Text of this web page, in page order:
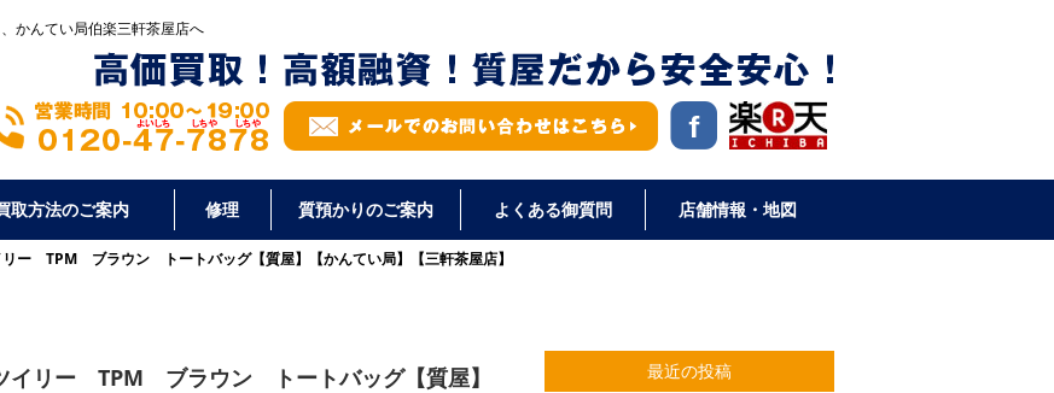
かんてい局伯楽三軒茶屋店へ
取方法のご案内 修理 質預かりのご案内 よくある御質問 店舗情報・地図
リー TPM ブラウン トートバッグ【質屋】【かんてい局】【三軒茶屋店】
イリー TPM ブラウン トートバッグ【質屋】
最近の投稿